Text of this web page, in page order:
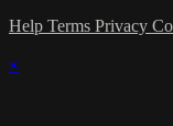
Help Terms Privacy
×